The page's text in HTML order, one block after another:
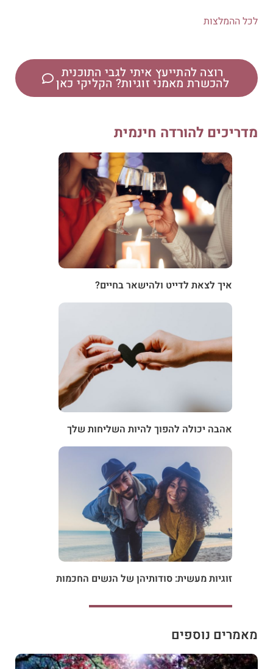
לכל ההמלצות
רוצה להתייעץ איתי לגבי התוכנית
להכשרת מאמני זוגיות? הקליקי כאן
מדריכים להורדה חינמית
איך לצאת לדייט ולהישאר בחיים?
אהבה יכולה להפוך להיות השליחות שלך
זוגיות מעשית: סודותיהן של הנשים החכמות
מאמרים נוספים